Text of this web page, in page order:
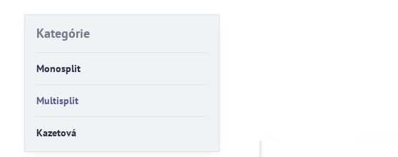
Kategórie
Monosplit
Multisplit
Kazetová